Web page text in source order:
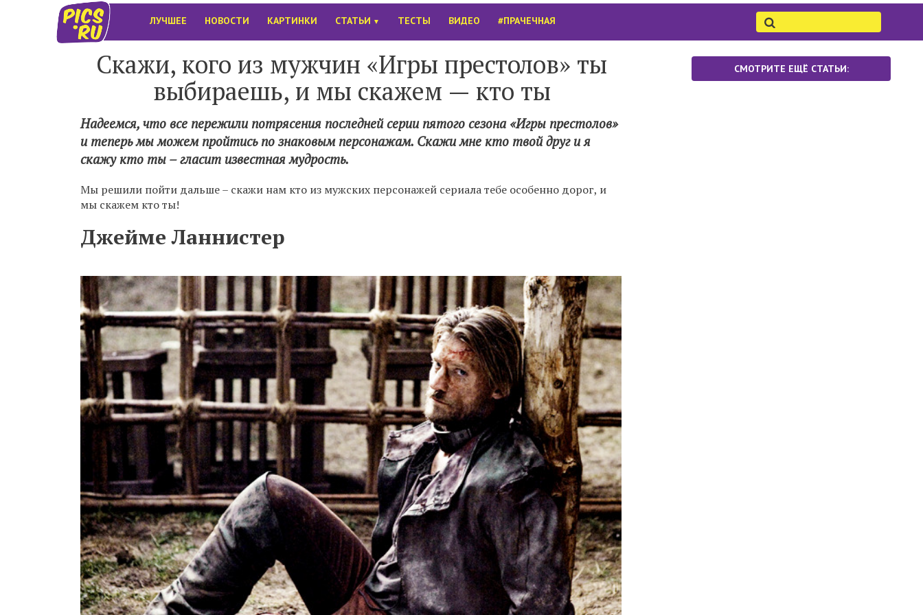
ЛУЧШЕЕ НОВОСТИ КАРТИНКИ СТАТЬИ ▼ ТЕСТЫ ВИДЕО #ПРАЧЕЧНАЯ
Скажи, кого из мужчин «Игры престолов» ты
выбираешь, и мы скажем — кто ты
Надеемся, что все пережили потрясения последней серии пятого сезона «Игры престолов»
и теперь мы можем пройтись по знаковым персонажам. Скажи мне кто твой друг и я
скажу кто ты – гласит известная мудрость.
Мы решили пойти дальше – скажи нам кто из мужских персонажей сериала тебе особенно дорог, и
мы скажем кто ты!
Джейме Ланнистер
СМОТРИТЕ ЕЩЁ СТАТЬИ: